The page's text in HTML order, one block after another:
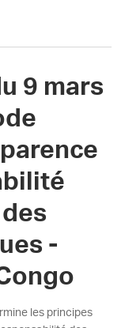
9 mars
-
les principes